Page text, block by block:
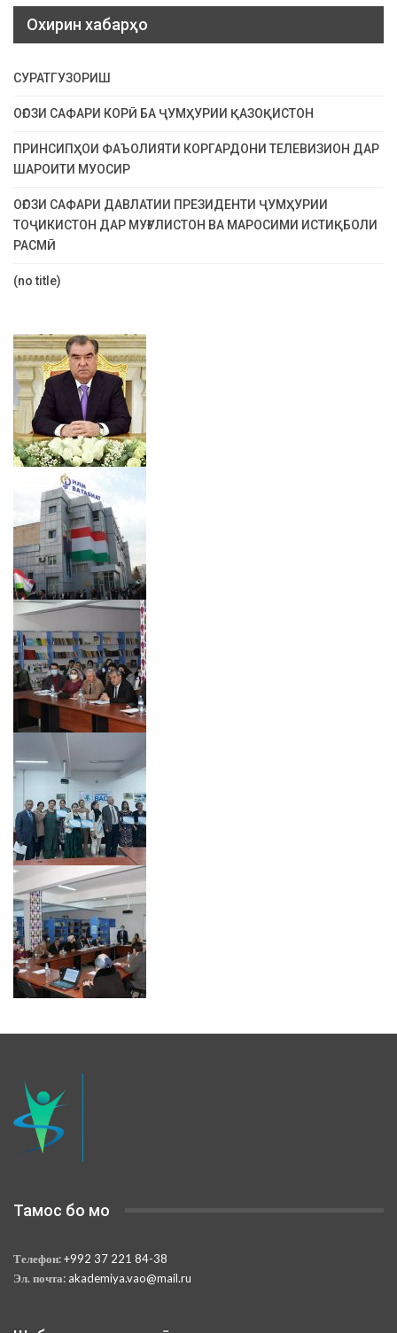
Охирин хабарҳо
СУРАТГУЗОРИШ
ОҒОЗИ САФАРИ КОРӢ БА ҶУМҲУРИИ ҚАЗОҚИСТОН
ПРИНСИПҲОИ ФАЪОЛИЯТИ КОРГАРДОНИ ТЕЛЕВИЗИОН ДАР
ШАРОИТИ МУОСИР
ОҒОЗИ САФАРИ ДАВЛАТИИ ПРЕЗИДЕНТИ ҶУМҲУРИИ
ТОҶИКИСТОН ДАР МУҒУЛИСТОН ВА МАРОСИМИ ИСТИҚБОЛИ
РАСМӢ
(no title)
Тамос бо мо
Телефон:+992 37 221 84-38
Эл. почта: akademiya.vao@mail.ru